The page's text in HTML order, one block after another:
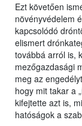
Ezt követően
növényvédelem
kapcsolódó
elismert
továbbá arról is,
mezőgazdasági
meg az
hogy mit takar a
kifejtette azt is,
hatóságok a